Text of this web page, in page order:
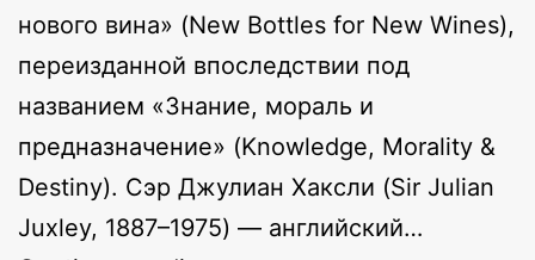
нового вина» (New Bottles for New Wines),
переизданной впоследствии под
названием «Знание, мораль и
предназначение» (Knowledge, Morality &
Destiny). Сэр Джулиан Хаксли (Sir Julian
Juxley, 1887–1975) — английский…